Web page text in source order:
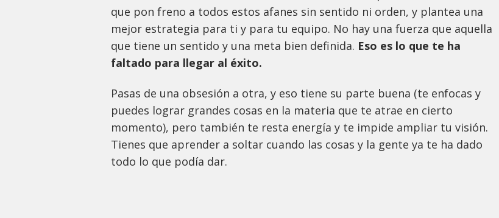
que pon freno a todos estos afanes sin sentido ni orden, y plantea una
mejor estrategia para ti y para tu equipo. No hay una fuerza que aquella
que tiene un sentido y una meta bien definida. Eso es lo que te ha
faltado para llegar al éxito.
Pasas de una obsesión a otra, y eso tiene su parte buena (te enfocas y
puedes lograr grandes cosas en la materia que te atrae en cierto
momento), pero también te resta energía y te impide ampliar tu visión.
Tienes que aprender a soltar cuando las cosas y la gente ya te ha dado
todo lo que podía dar.